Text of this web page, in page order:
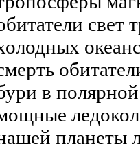
свет
в
планеты